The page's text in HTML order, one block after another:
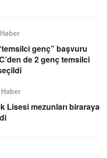
genç” başvuru
de 2 genç temsilci
Lisesi mezunları biraraya